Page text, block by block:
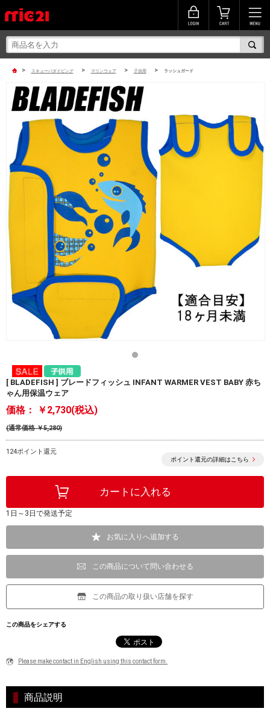
> スキューバダイビング > マリンウェア > 子供用 > ラッシュガード
[ BLADEFISH ] ブレードフィッシュ INFANT WARMER VEST BABY 赤ち
ゃん用保温ウェア
価格： ￥2,730(税込)
(通常価格 ￥5,280)
124ポイント還元
ポイント還元の詳細はこちら
1日～3日で発送予定
お気に入りへ追加する
この商品について問い合わせる
この商品の取り扱い店舗を探す
この商品をシェアする
Please make contact in English using this contact form.
商品説明